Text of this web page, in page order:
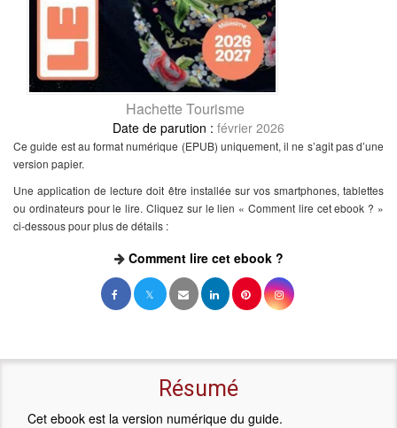
Hachette Tourisme
février 2026
Ce guide est au format numérique (EPUB) uniquement, il ne s’agit pas d’une
version papier.
Une application de lecture doit être installée sur vos smartphones, tablettes
ou ordinateurs pour le lire. Cliquez sur le lien « Comment lire cet ebook ? »
ci-dessous pour plus de détails :
Comment lire cet ebook ?
Résumé
Cet ebook est la version numérique du guide.